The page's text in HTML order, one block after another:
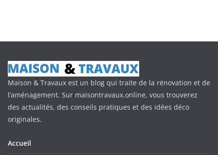
Maison & Travaux est un blog qui traite de la rénovation et de
l’aménagement. Sur maisontravaux.online, vous trouverez
des actualités, des conseils pratiques et des idées déco
originales.
Accueil